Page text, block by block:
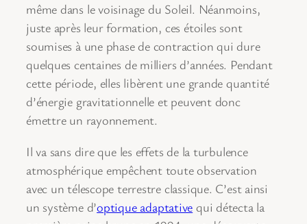
même dans le voisinage du Soleil. Néanmoins,
juste après leur formation, ces étoiles sont
soumises à une phase de contraction qui dure
quelques centaines de milliers d’années. Pendant
cette période, elles libèrent une grande quantité
d’énergie gravitationnelle et peuvent donc
émettre un rayonnement.
Il va sans dire que les effets de la turbulence
atmosphérique empêchent toute observation
avec un télescope terrestre classique. C’est ainsi
un système d’optique adaptative qui détecta la